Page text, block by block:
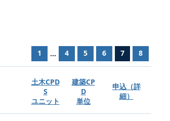
1 ... 4 5 6 7 8
土木CPD
S
ユニット
建築CP
D
単位
申込（詳
細）